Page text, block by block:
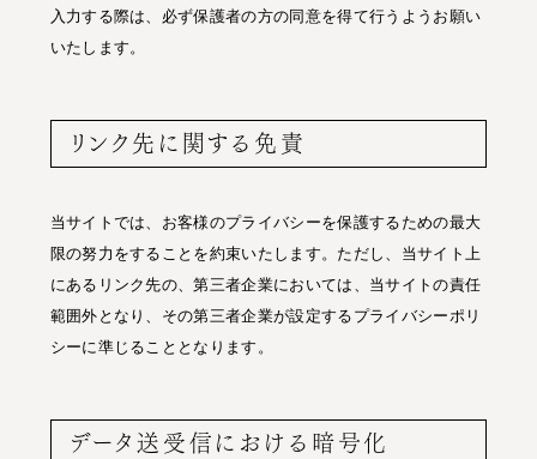
入力する際は、必ず保護者の方の同意を得て行うようお願い
いたします。
リンク先に関する免責
当サイトでは、お客様のプライバシーを保護するための最大
限の努力をすることを約束いたします。ただし、当サイト上
にあるリンク先の、第三者企業においては、当サイトの責任
範囲外となり、その第三者企業が設定するプライバシーポリ
シーに準じることとなります。
データ送受信における暗号化